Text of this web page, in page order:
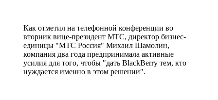
Как отметил на телефонной конференции во
вторник вице-президент МТС, директор бизнес-
единицы "МТС Россия" Михаил Шамолин,
компания два года предпринимала активные
усилия для того, чтобы "дать BlackBerry тем, кто
нуждается именно в этом решении".